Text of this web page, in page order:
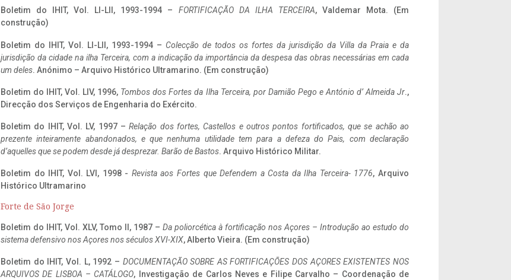
Boletim do IHIT, Vol. LI-LII, 1993-1994 – FORTIFICAÇÃO DA ILHA TERCEIRA, Valdemar Mota. (Em
construção)
Boletim do IHIT, Vol. LI-LII, 1993-1994 – Colecção de todos os fortes da jurisdição da Villa da Praia e da
jurisdição da cidade na ilha Terceira, com a indicação da importância da despesa das obras necessárias em cada
um deles. Anónimo – Arquivo Histórico Ultramarino. (Em construção)
Boletim do IHIT, Vol. LIV, 1996, Tombos dos Fortes da Ilha Terceira, por Damião Pego e António d’ Almeida Jr.,
Direcção dos Serviços de Engenharia do Exército.
Boletim do IHIT, Vol. LV, 1997 –Relação dos fortes, Castellos e outros pontos fortificados, que se achão ao
prezente inteiramente abandonados, e que nenhuma utilidade tem para a defeza do Pais, com declaração
d’aquelles que se podem desde já desprezar. Barão de Bastos. Arquivo Histórico Militar.
Boletim do IHIT, Vol. LVI, 1998 - Revista aos Fortes que Defendem a Costa da Ilha Terceira- 1776, Arquivo
Histórico Ultramarino
Forte de São Jorge
Boletim do IHIT, Vol. XLV, Tomo II, 1987 – Da poliorcética à fortificação nos Açores – Introdução ao estudo do
sistema defensivo nos Açores nos séculos XVI-XIX, Alberto Vieira. (Em construção)
Boletim do IHIT, Vol. L, 1992 – DOCUMENTAÇÃO SOBRE AS FORTIFICAÇÕES DOS AÇORES EXISTENTES NOS
ARQUIVOS DE LISBOA – CATÁLOGO, Investigação de Carlos Neves e Filipe Carvalho – Coordenação de